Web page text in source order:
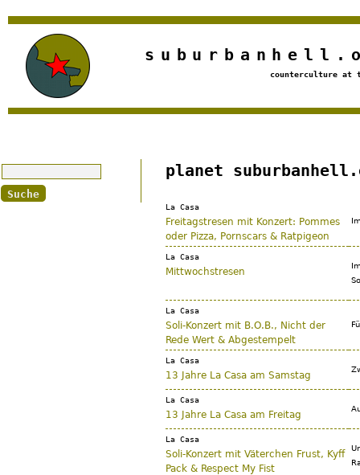
Jump to navigation
counterculture at
planet
La Casa
Freitagstresen mit Konzert: Pommes
oder Pizza, Pornscars & Ratpigeon
La Casa
Mittwochstresen
La Casa
Soli-Konzert mit B.O.B., Nicht der
Rede Wert & Abgestempelt
La Casa
13 Jahre La Casa am Samstag
La Casa
13 Jahre La Casa am Freitag
La Casa
Soli-Konzert mit Väterchen Frust, Kyff
Pack & Respect My Fist
Suche